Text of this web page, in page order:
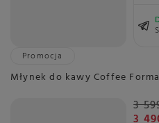
Promocja
Młynek do kawy Coffee
3